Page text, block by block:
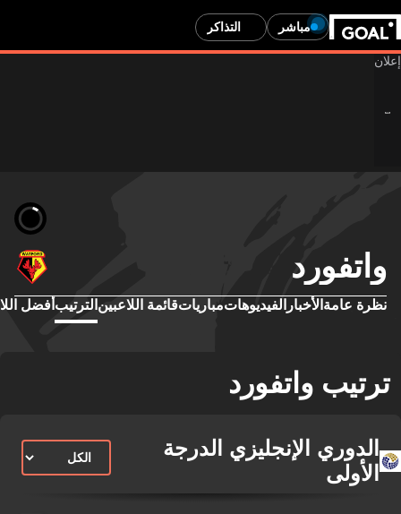
مباشر التذاكر
واتفورد
نظرة عامة الأخبار الفيديوهاتمبارياتقائمة اللاعبين الترتيب أفضل
ترتيب واتفورد
الدوري الإنجليزي الدرجة
الأولى